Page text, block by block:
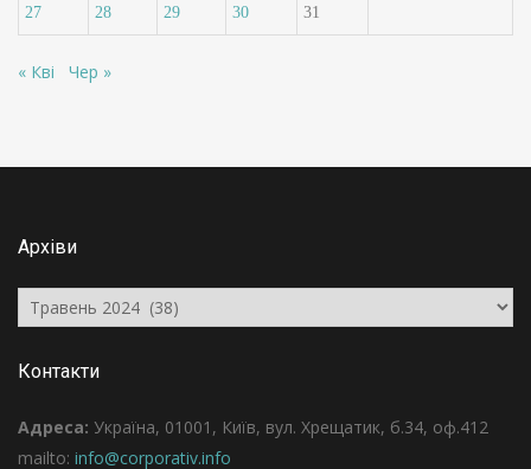
27 28 29 30 31
« Кві Чер »
Архіви
Архіви
Контакти
Адреса: Україна, 01001, Київ, вул. Хрещатик, б.34, оф.412
mailto: info@corporativ.info